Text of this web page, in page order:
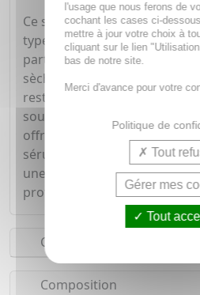
Ce sérum hydratant Pureté
types de peaux, y compris
particulièrement
sèches, déshydratées ou
restaurer la barrière cutanée,
souplesse et à prévenir les
offrant une sensation de
sérum peut être utilisé seul
une crème hydratante pour
protecteur et nourrissant.
Conseils d'utilisation
Composition
l'usage que nous ferons de
cochant les cases ci-
mettre à jour votre choix à
cliquant sur le lien
bas de notre site.
Merci d'avance pour votre
Politique de
Tout
Gérer mes
Tout